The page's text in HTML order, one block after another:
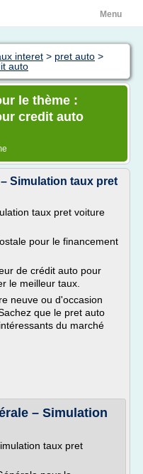
Menu
interet > pret auto >
auto
le thème :
credit auto
Simulation taux pret
taux pret voiture
pour le financement
de crédit auto pour
le meilleur taux.
neuve ou d'occasion
que le pret auto
du marché
– Simulation
taux pret